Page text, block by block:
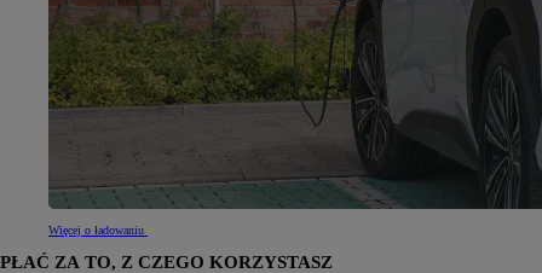
Więcej o ładowaniu
PŁAĆ ZA TO, Z CZEGO KORZYSTASZ